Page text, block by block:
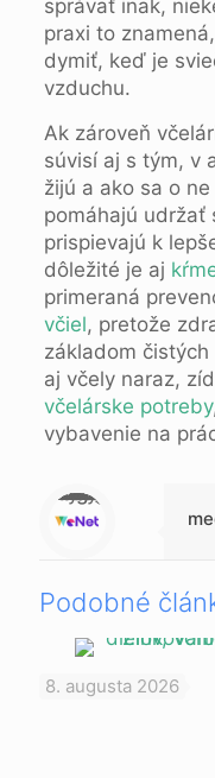
správať inak,
praxi to
dymiť, keď je
vzduchu.
Ak zároveň
súvisí aj s tým, v
žijú a ako sa o
pomáhajú udržať
prispievajú k
dôležité je aj
primeraná
včiel, pretože
základom
aj včely naraz,
včelárske potreby
vybavenie na
Warning
: Trying to access array offset on null in
/data/1/d/1da9a732-fb3a-4804-a40f-d46885ca54ae/lajk.online/web/wp-content/themes/betheme-child/includes/content-single.php
on line
286
Podobné
8. augusta 2026